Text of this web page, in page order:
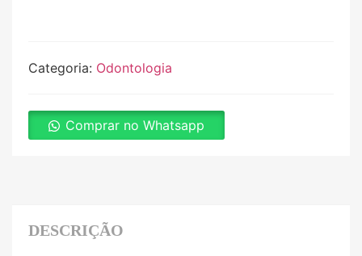
Categoria: Odontologia
Comprar no Whatsapp
DESCRIÇÃO